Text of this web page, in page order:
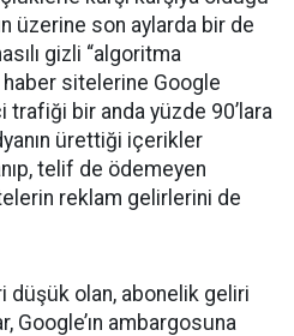
üzerine son aylarda bir de
gizli “algoritma
sitelerine Google
bir anda yüzde 90’lara
ürettiği içerikler
telif de ödemeyen
reklam gelirlerini de
düşük olan, abonelik geliri
Google’ın ambargosuna